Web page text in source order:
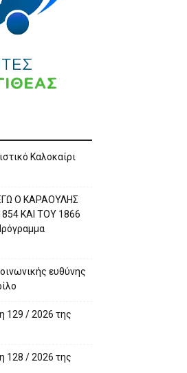
Καλοκαίρι
Ο ΚΑΡΑΟΥΛΗΣ
ΚΑΙ ΤΟΥ 1866
ευθύνης
/ 2026 της
/ 2026 της